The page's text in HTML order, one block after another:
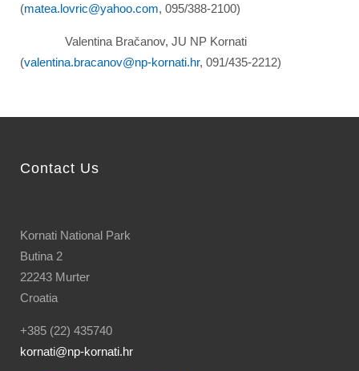
(matea.lovric@yahoo.com, 095/388-2100)
Valentina Bračanov, JU NP Kornati
(valentina.bracanov@np-kornati.hr, 091/435-2212)
Contact Us
Kornati National Park
Butina 2
22243 Murter
Croatia
+385 (22) 435740
kornati@np-kornati.hr